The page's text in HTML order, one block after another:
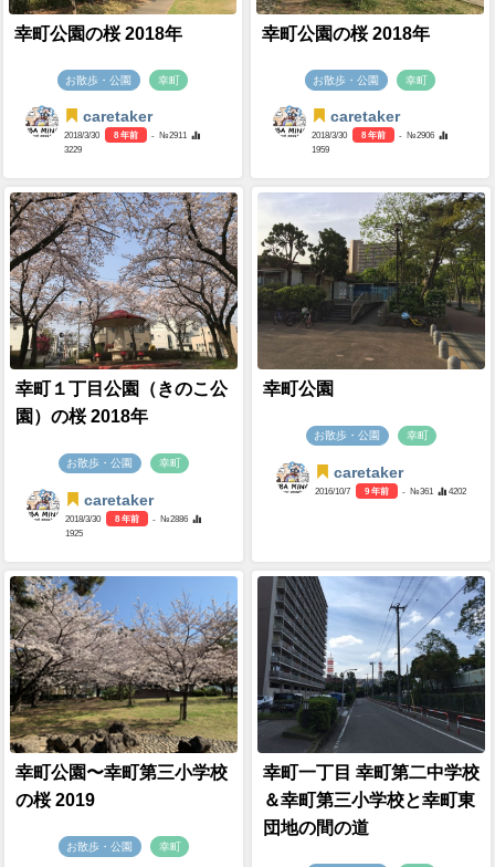
幸町公園の桜 2018年
お散歩・公園 幸町
caretaker
2018/3/30 8 年前
- №2911
3229
幸町公園の桜 2018年
お散歩・公園 幸町
caretaker
2018/3/30 8 年前
- №2906
1959
幸町１丁目公園（きのこ公
園）の桜 2018年
お散歩・公園 幸町
caretaker
2018/3/30 8 年前
- №2886
1925
幸町公園
お散歩・公園 幸町
caretaker
2016/10/7 9 年前 - №361 4202
幸町公園〜幸町第三小学校
の桜 2019
お散歩・公園 幸町
幸町一丁目 幸町第二中学校
＆幸町第三小学校と幸町東
団地の間の道